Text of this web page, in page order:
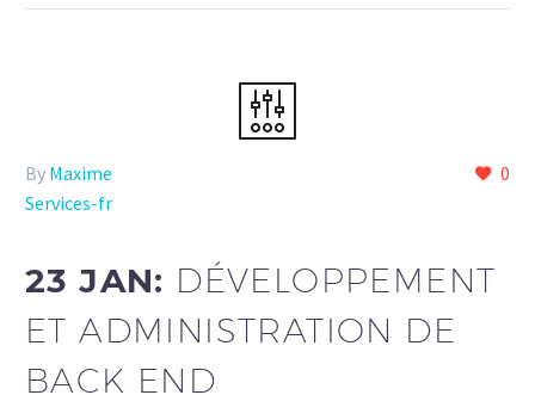
0
By Maxime
Services-fr
23 JAN: DÉVELOPPEMENT
ET ADMINISTRATION DE
BACK END